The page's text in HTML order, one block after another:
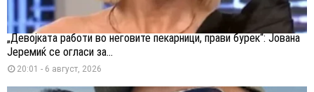
„Девојката работи во неговите пекарници, прави бурек“: Јована
Јеремиќ се огласи за...
20:01 - 6 август, 2026